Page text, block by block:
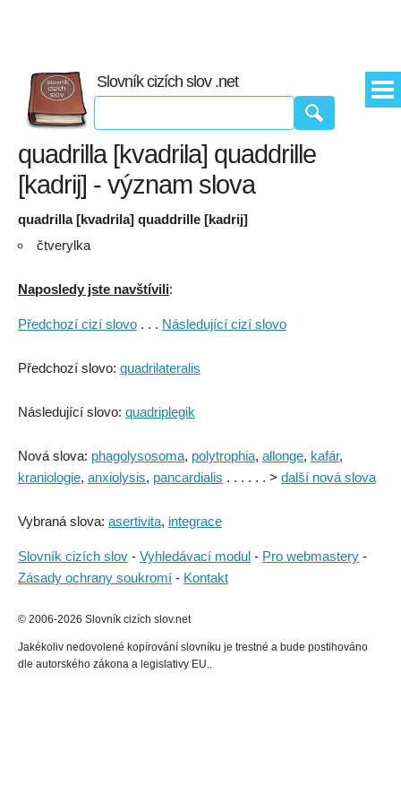
Slovník cizích slov .net
quadrilla [kvadrila] quaddrille
[kadrij] - význam slova
quadrilla [kvadrila] quaddrille [kadrij]
čtverylka
Naposledy jste navštívili:
Předchozí cizí slovo . . . Následující cizí slovo
Předchozí slovo: quadrilateralis
Následující slovo: quadriplegik
Nová slova: phagolysosoma, polytrophia, allonge, kafár,
kraniologie, anxiolysis, pancardialis . . . . . . > další nová slova
Vybraná slova: asertivita, integrace
Slovník cizích slov - Vyhledávací modul - Pro webmastery -
Zásady ochrany soukromí - Kontakt
© 2006-2026 Slovník cizích slov.net
Jakékoliv nedovolené kopírování slovníku je trestné a bude postihováno
dle autorského zákona a legislativy EU..